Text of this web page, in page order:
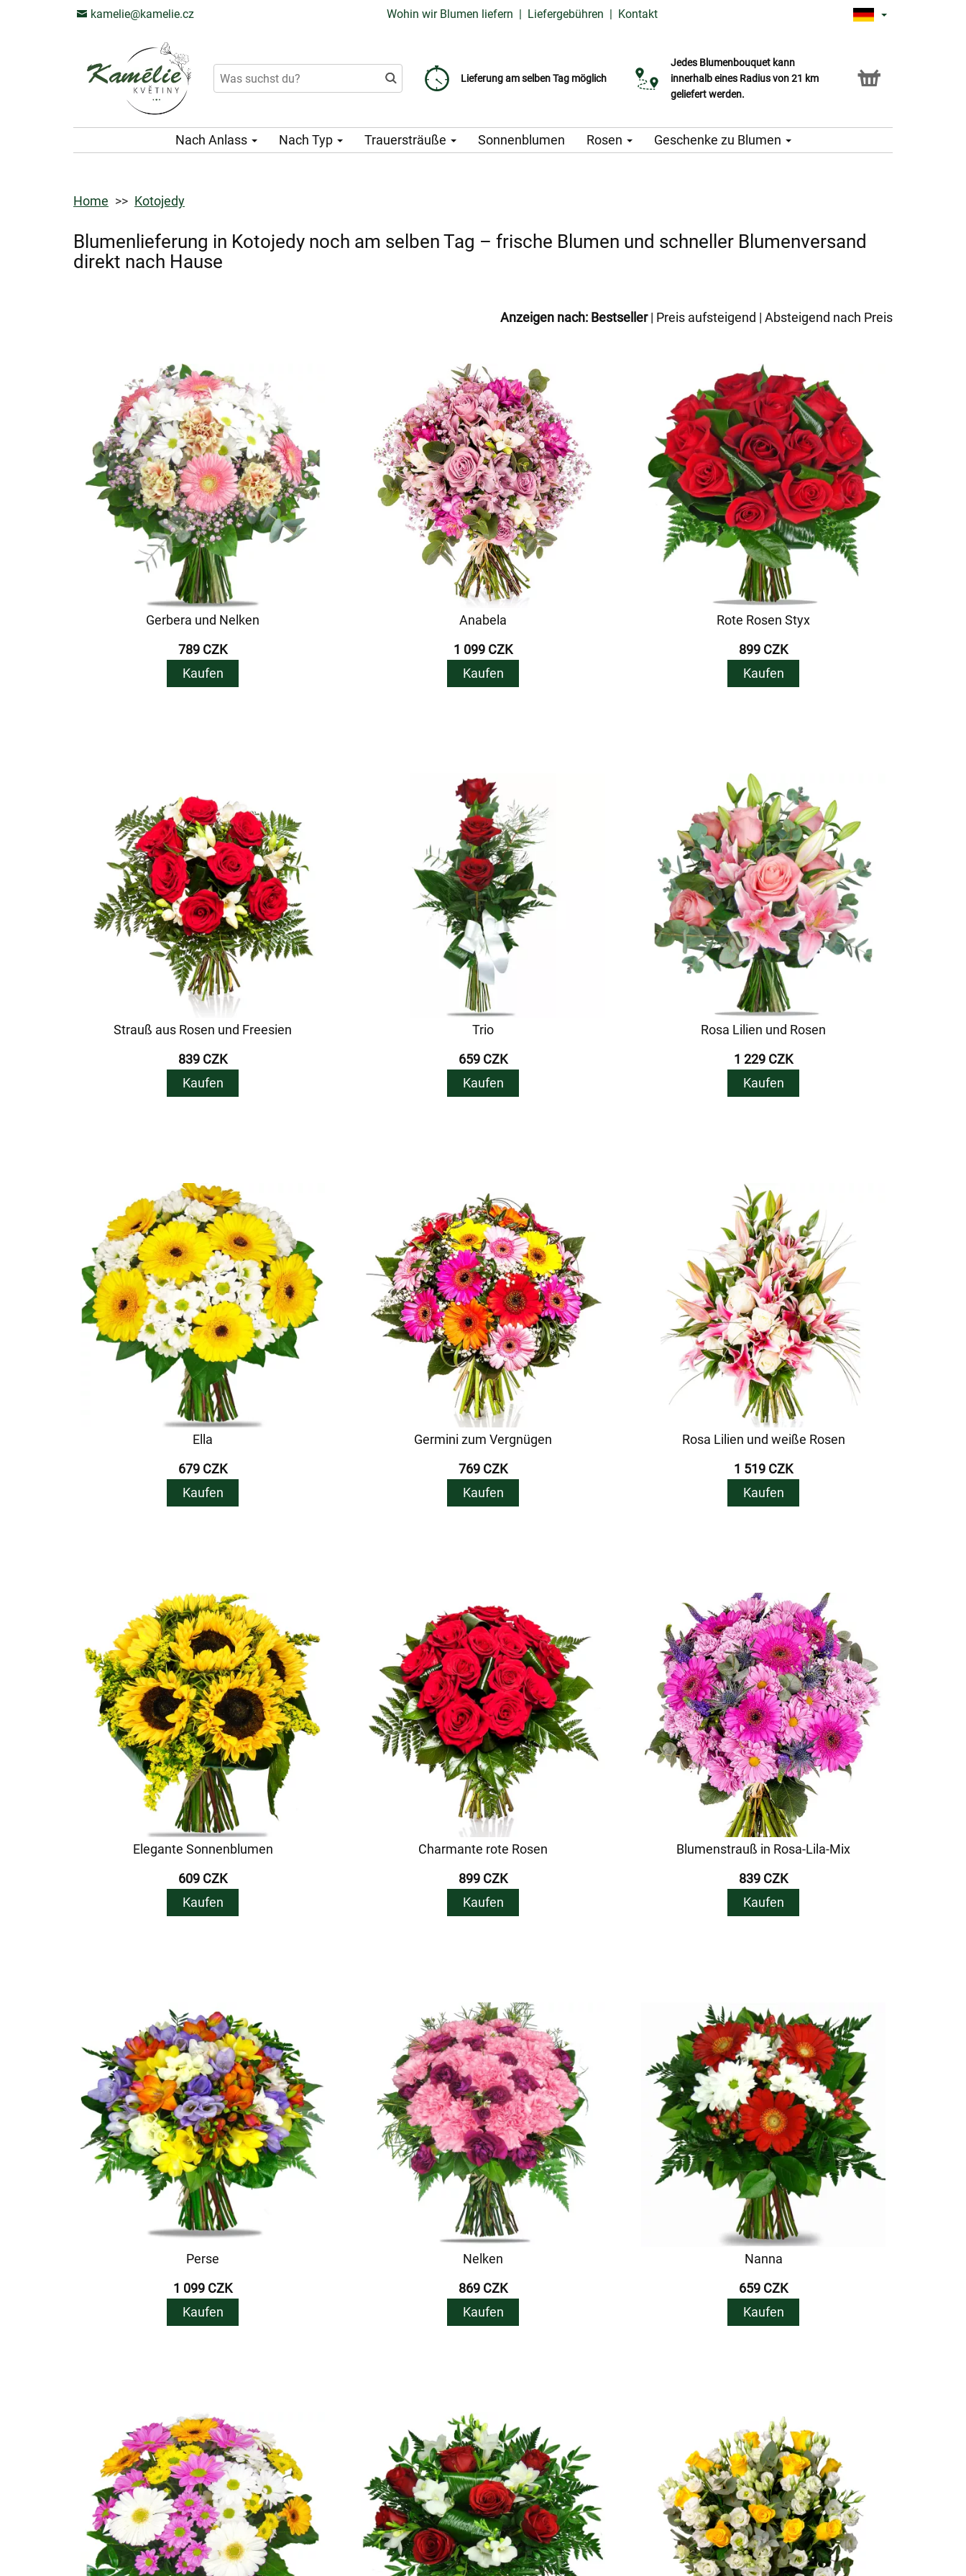
kamelie@kamelie.cz Wohin wir Blumen liefern | Liefergebühren | Kontakt
Lieferung am selben Tag möglich
Liefergebühr ab 99 CZK
Wählen Sie Ihr Lieferdatum
Jedes Blumenbouquet kann
innerhalb eines Radius von 21 km
geliefert werden.
Click & Collect Service
Nach Anlass Nach Typ Trauersträuße Sonnenblumen Rosen Geschenke zu Blumen
Home Kotojedy
Blumenlieferung in Kotojedy noch am selben Tag – frische Blumen und schneller Blumenversand
direkt nach Hause
Anzeigen nach: Bestseller| Preis aufsteigend | Absteigend nach Preis
Gerbera und Nelken
789 CZK
Kaufen
Anabela
1 099 CZK
Kaufen
Rote Rosen Styx
899 CZK
Kaufen
Strauß aus Rosen und Freesien
839 CZK
Kaufen
Trio
659 CZK
Kaufen
Rosa Lilien und Rosen
1 229 CZK
Kaufen
Ella
679 CZK
Kaufen
Germini zum Vergnügen
769 CZK
Kaufen
Rosa Lilien und weiße Rosen
1 519 CZK
Kaufen
Elegante Sonnenblumen
609 CZK
Kaufen
Charmante rote Rosen
899 CZK
Kaufen
Blumenstrauß in Rosa-Lila-Mix
839 CZK
Kaufen
Perse
1 099 CZK
Kaufen
Nelken
869 CZK
Kaufen
Nanna
659 CZK
Kaufen